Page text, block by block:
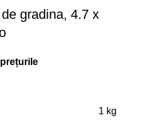
gradina, 4.7 x
1 kg